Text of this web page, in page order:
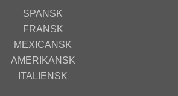
SPANSK
FRANSK
MEXICANSK
AMERIKANSK
ITALIENSK